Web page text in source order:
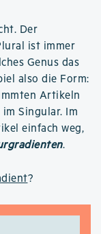
Der
ist immer
Genus das
also die Form:
Artikeln
Singular. Im
einfach weg,
.
?